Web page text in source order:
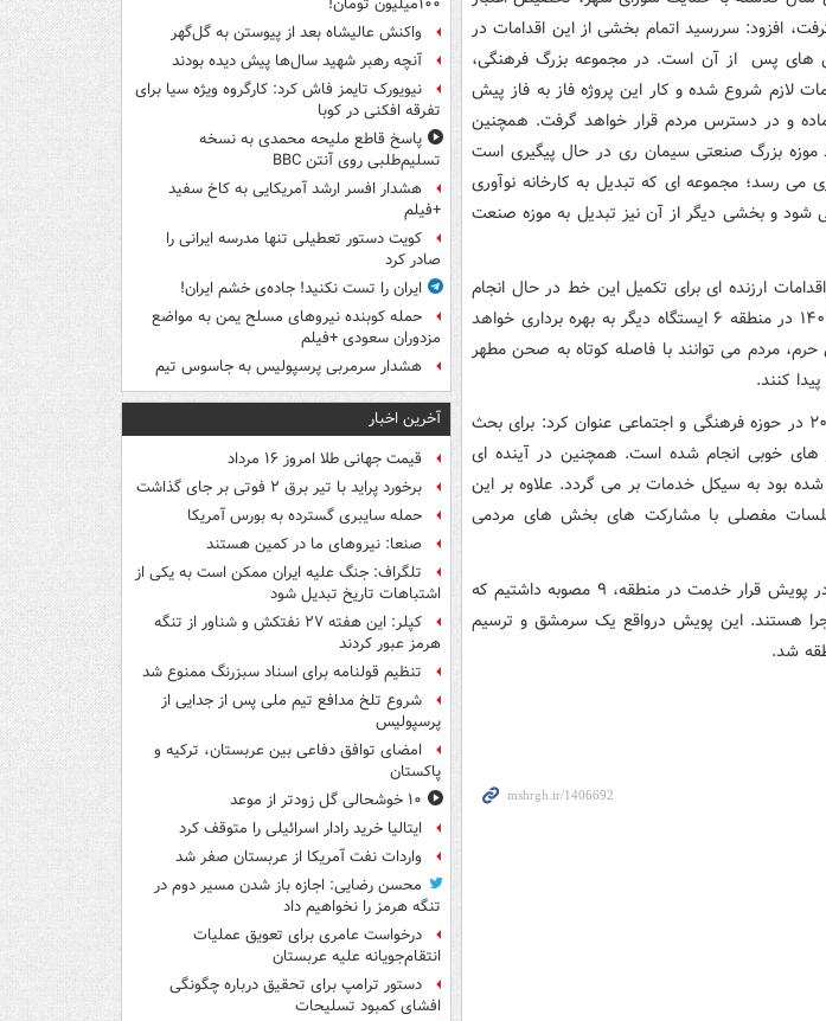
های سال ۱۴۰۱ صورت گرفت، افزود: سررسید اتمام بخشی از این اقدامات در
نیز در سال های پس از آن است. در مجموعه بزرگ فرهنگی،
لازم شروع شده و کار این پروژه فاز به فاز پیش
و در دسترس مردم قرار خواهد گرفت. همچنین
موزه بزرگ صنعتی سیمان ری در حال پیگیری است
می رسد؛ مجموعه ای که تبدیل به کارخانه نوآوری
و بخشی دیگر از آن نیز تبدیل به موزه صنعت
متروی تهران نیز اقدامات ارزنده ای برای تکمیل این خط در حال انجام
است، ادامه داد: در این خط تا پایان سال ۱۴۰۲ در منطقه ۶ ایستگاه دیگر به بهره برداری خواهد
حرم، مردم می توانند با فاصله کوتاه به صحن مطهر
کنند.
رضوی با اشاره به ظرفیت های بالای منطقه ۲۰ در حوزه فرهنگی و اجتماعی عنوان کرد: برای بحث
های خوبی انجام شده است. همچنین در آینده ای
بود به سیکل خدمات بر می گردد. علاوه بر این
مفصلی با مشارکت های بخش های مردمی
شهردار منطقه ۲۰ در پایان خاطرنشان کرد: در پویش قرار خدمت در منطقه، ۹ مصوبه داشتیم که
هستند. این پویش درواقع یک سرمشق و ترسیم
شد.
۱۰۰میلیون تومان!
واکنش عالیشاه بعد از پیوستن به گل‌گهر
آنچه رهبر شهید سال‌ها پیش دیده بودند
نیویورک تایمز فاش کرد: کارگروه ویژه سیا برای
تفرقه افکنی در کوبا
پاسخ قاطع ملیحه محمدی به نسخه
تسلیم‌طلبی روی آنتن BBC
هشدار افسر ارشد آمریکایی به کاخ سفید
+فیلم
کویت دستور تعطیلی تنها مدرسه ایرانی را
صادر کرد
ایران را تست نکنید! جاده‌ی خشم ایران!
حمله کوبنده نیروهای مسلح یمن به مواضع
مزدوران سعودی +فیلم
هشدار سرمربی پرسپولیس به جاسوس تیم
آخرین اخبار
قیمت جهانی طلا امروز ۱۶ مرداد
برخورد پراید با تیر برق ۲ فوتی بر جای گذاشت
حمله سایبری گسترده به بورس آمریکا
صنعا: نیروهای ما در کمین‌ هستند
تلگراف: جنگ علیه ایران ممکن است به یکی از
اشتباهات تاریخ تبدیل شود
کپلر: این هفته ۲۷ نفتکش و شناور از تنگه
هرمز عبور کردند
تنظیم قولنامه برای اسناد سبزرنگ ممنوع شد
شروع تلخ مدافع تیم ملی پس از جدایی از
پرسپولیس
امضای توافق دفاعی بین عربستان، ترکیه و
پاکستان
۱۰ خوشحالی گل زودتر از موعد
ایتالیا خرید رادار اسرائیلی را متوقف کرد
واردات نفت آمریکا از عربستان صفر شد
محسن رضایی: اجازه باز شدن مسیر دوم در
تنگه هرمز را نخواهیم داد
درخواست عامری برای تعویق عملیات
انتقام‌جویانه علیه عربستان
دستور ترامپ برای تحقیق درباره چگونگی
افشای کمبود تسلیحات